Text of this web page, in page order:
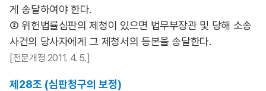
게 송달하여야 한다.
② 위헌법률심판의 제청이 있으면 법무부장관 및 당해 소송
사건의 당사자에게 그 제청서의 등본을 송달한다.
[전문개정 2011. 4. 5.]
제28조 (심판청구의 보정)